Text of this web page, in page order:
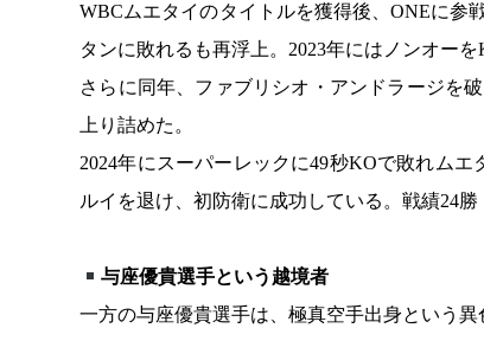
WBCムエタイのタイトルを獲得後、ONEに参
タンに敗れるも再浮上。2023年にはノンオー
さらに同年、ファブリシオ・アンドラージを
上り詰めた。
2024年にスーパーレックに49秒KOで敗れム
ルイを退け、初防衛に成功している。戦績24
与座優貴選手という越境者
一方の与座優貴選手は、極真空手出身という異